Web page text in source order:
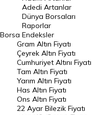
Geçmiş Kapanışlar
Dünya Borsaları
Raporlar
Endeksler
DÖVİZ
Döviz Kuru
Borsa
Adedi Artanlar
Dünya Borsaları
Raporlar
Endeksler
Gram Altın Fiyatı
Çeyrek Altın Fiyatı
Cumhuriyet Altını Fiyatı
Tam Altın Fiyatı
Yarım Altın Fiyatı
Has Altın Fiyatı
Ons Altın Fiyatı
22 Ayar Bilezik Fiyatı